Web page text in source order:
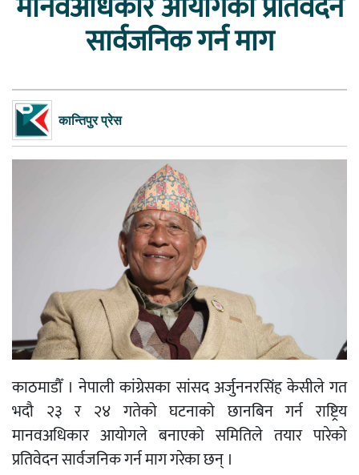
सार्वजनिक गर्न माग
कान्तिपुर प्रेस
काठमाडौँ । नेपाली कांग्रेसका सांसद अर्जुननरसिंह केसीले गत
भदौ २३ र २४ गतेको घटनाको छानबिन गर्न राष्ट्रिय
मानवअधिकार आयोगले बनाएको समितिले तयार पारेको
प्रतिवेदन सार्वजनिक गर्न माग गरेका छन् ।